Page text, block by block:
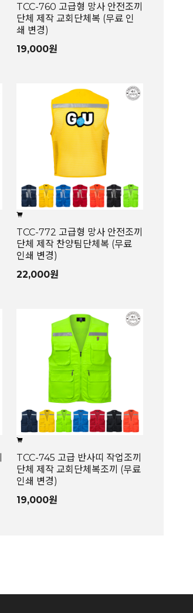
TCC-760 고급형 망사 안전조끼
단체 제작 교회단체복 (무료 인
쇄 변경)
19,000원
TCC-772 고급형 망사 안전조끼
단체 제작 찬양팀단체복 (무료
인쇄 변경)
22,000원
TCC-745 고급 반사띠 작업조끼
단체 제작 교회단체복조끼 (무료
인쇄 변경)
19,000원